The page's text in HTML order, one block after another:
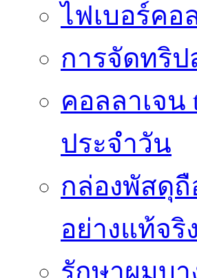
ไฟเบอร์คอ
การจัดทริ
คอลลาเจ
ประจำวัน
กล่องพัสดุ
อย่างแท้จริง
รักษาผมบ